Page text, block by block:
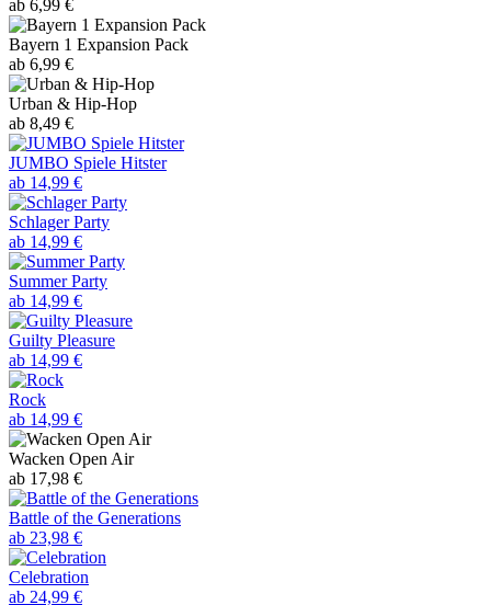
ab 6,99 €
Bayern 1 Expansion Pack
ab 6,99 €
Urban & Hip-Hop
ab 8,49 €
JUMBO Spiele Hitster
ab 14,99 €
Schlager Party
ab 14,99 €
Summer Party
ab 14,99 €
Guilty Pleasure
ab 14,99 €
Rock
ab 14,99 €
Wacken Open Air
ab 17,98 €
Battle of the Generations
ab 23,98 €
Celebration
ab 24,99 €